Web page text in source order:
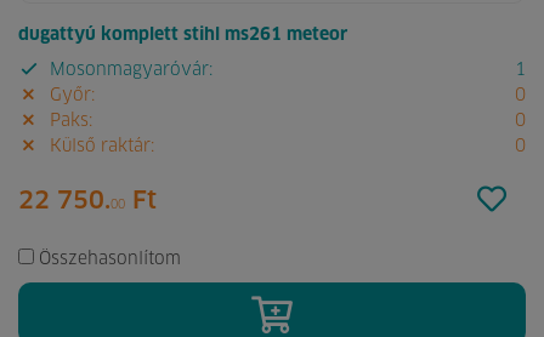
dugattyú komplett stihl ms261 meteor
Mosonmagyaróvár:
1
Győr:
0
Paks:
0
Külső raktár:
0
22 750.00 Ft
Összehasonlítom